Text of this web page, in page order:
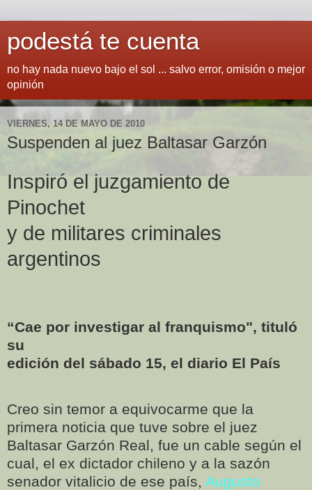
podestá te cuenta
no hay nada nuevo bajo el sol ... salvo error, omisión o mejor
opinión
VIERNES, 14 DE MAYO DE 2010
Suspenden al juez Baltasar Garzón
Inspiró el juzgamiento de
Pinochet
y de militares criminales
argentinos
“Cae por investigar al franquismo", tituló
su
edición del sábado 15, el diario El País
Creo sin temor a equivocarme que la
primera noticia que tuve sobre el juez
Baltasar Garzón Real, fue un cable según el
cual, el ex dictador chileno y a la sazón
senador vitalicio de ese país, Augusto